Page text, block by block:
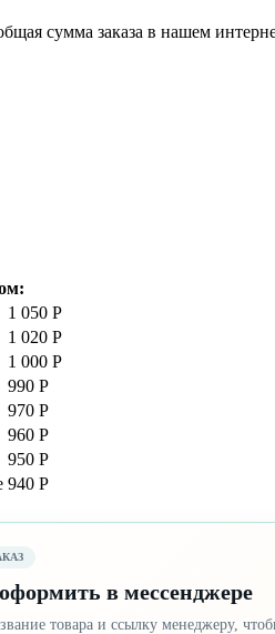
сумма заказа в нашем
1 050 Р
1 020 Р
1 000 Р
990 Р
970 Р
960 Р
950 Р
940 Р
в мессенджере
товара и ссылку менеджеру,